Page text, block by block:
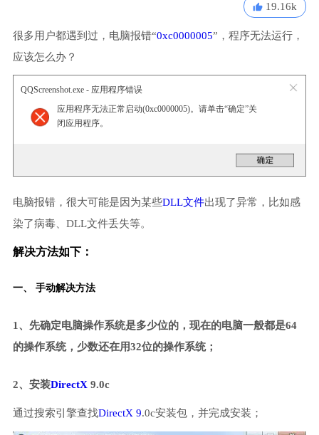
19.16k
很多用户都遇到过，电脑报错“0xc0000005”，程序无法运行，
应该怎么办？
QQScreenshot.exe - 应用程序错误
应用程序无法正常启动(0xc0000005)。请单击“确定”关
闭应用程序。
电脑报错，很大可能是因为某些DLL文件出现了异常，比如感
染了病毒、DLL文件丢失等。
解决方法如下：
一、 手动解决方法
1、先确定电脑操作系统是多少位的，现在的电脑一般都是64
的操作系统，少数还在用32位的操作系统；
2、安装DirectX 9.0c
通过搜索引擎查找DirectX 9.0c安装包，并完成安装；